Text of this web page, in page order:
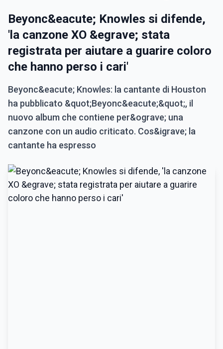
Beyonc&eacute; Knowles si difende,
'la canzone XO &egrave; stata
registrata per aiutare a guarire coloro
che hanno perso i cari'
Beyonc&eacute; Knowles: la cantante di Houston
ha pubblicato &quot;Beyonc&eacute;&quot;, il
nuovo album che contiene per&ograve; una
canzone con un audio criticato. Cos&igrave; la
cantante ha espresso